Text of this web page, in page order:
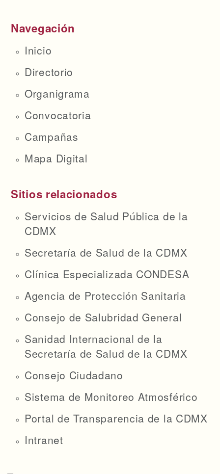
Navegación
Inicio
Directorio
Organigrama
Convocatoria
Campañas
Mapa Digital
Sitios relacionados
Servicios de Salud Pública de la
CDMX
Secretaría de Salud de la CDMX
Clínica Especializada CONDESA
Agencia de Protección Sanitaria
Consejo de Salubridad General
Sanidad Internacional de la
Secretaría de Salud de la CDMX
Consejo Ciudadano
Sistema de Monitoreo Atmosférico
Portal de Transparencia de la CDMX
Intranet